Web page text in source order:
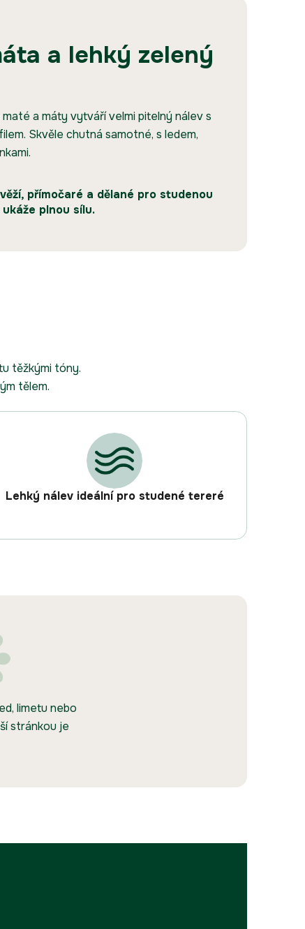
a lehký zelený
a máty vytváří velmi pitelný nálev s
Skvěle chutná samotné, s ledem,
přímočaré a dělané pro studenou
plnou sílu.
těžkými tóny.
tělem.
Lehký nálev ideální pro studené tereré
limetu nebo
stránkou je